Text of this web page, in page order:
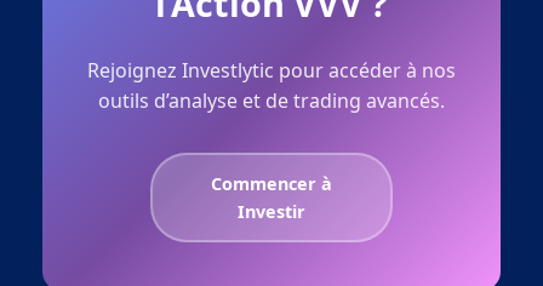
Rejoignez Investlytic pour accéder à nos
outils d’analyse et de trading avancés.
Commencer à
Investir